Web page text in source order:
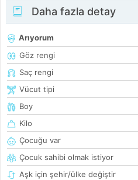
Daha fazla detay
Arıyorum
Göz rengi
Saç rengi
Vücut tipi
Boy
Kilo
Çocuğu var
Çocuk sahibi olmak istiyor
Aşk için şehir/ülke değiştir